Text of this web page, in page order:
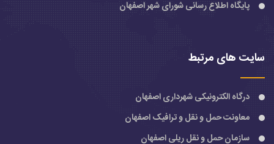
پایگاه اطلاع رسانی شورای شهر اصفهان
سایت های مرتبط
درگاه الکترونیکی شهرداری اصفهان
معاونت حمل و نقل و ترافیک اصفهان
سازمان حمل و نقل ریلی اصفهان